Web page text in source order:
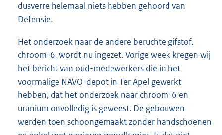
dusverre helemaal niets hebben gehoord van
Defensie.
Het onderzoek naar de andere beruchte gifstof,
chroom-6, wordt nu ingezet. Vorige week kregen wij
het bericht van oud-medewerkers die in het
voormalige NAVO-depot in Ter Apel gewerkt
hebben, dat het onderzoek naar chroom-6 en
uranium onvolledig is geweest. De gebouwen
werden toen schoongemaakt zonder handschoenen